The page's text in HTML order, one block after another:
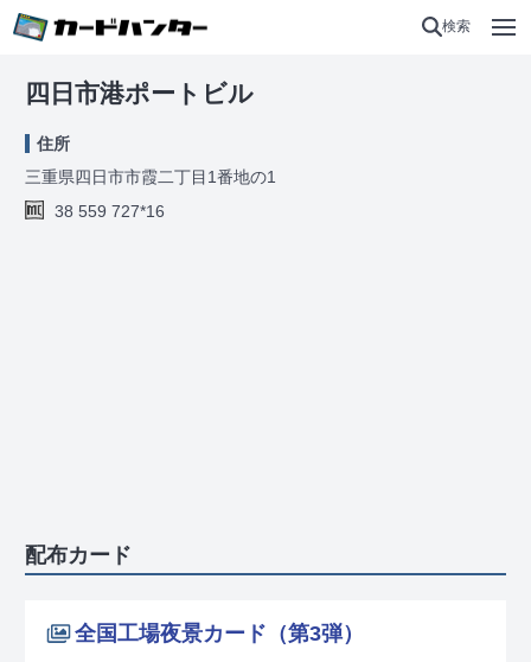
検索
四日市港ポートビル
住所
三重県四日市市霞二丁目1番地の1
38 559 727*16
配布カード
全国工場夜景カード（第3弾）